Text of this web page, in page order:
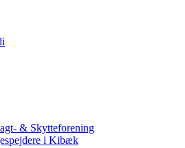
& Skytteforening
i Kibæk